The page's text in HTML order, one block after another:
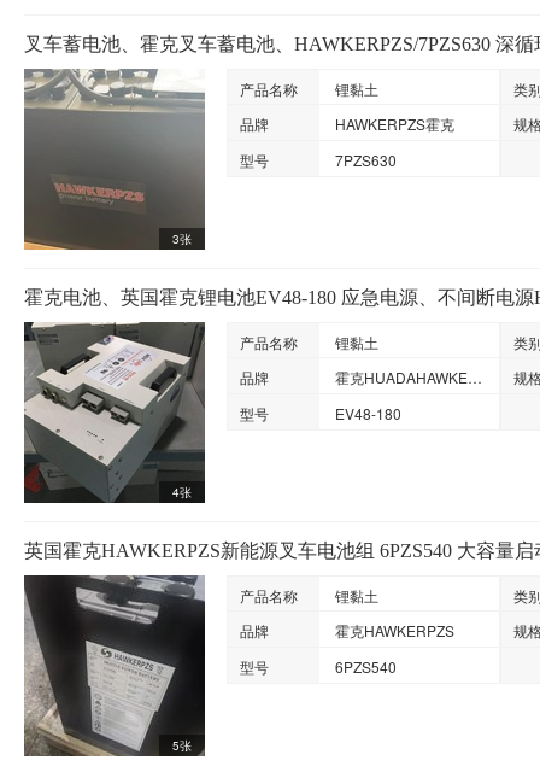
叉车蓄电池、霍克叉车蓄电池、HAWKERPZS/7PZS630 深
3张
产品名称 锂黏土
类
品牌
HAWKERPZS霍克
规
型号
7PZS630
霍克电池、英国霍克锂电池EV48-180 应急电源、不间断电
4张
产品名称 锂黏土
类
品牌
霍克HUADAHAWKERPZS
规
型号
EV48-180
英国霍克HAWKERPZS新能源叉车电池组 6PZS540 大容量启
5张
产品名称 锂黏土
类
品牌
霍克HAWKERPZS
规
型号
6PZS540